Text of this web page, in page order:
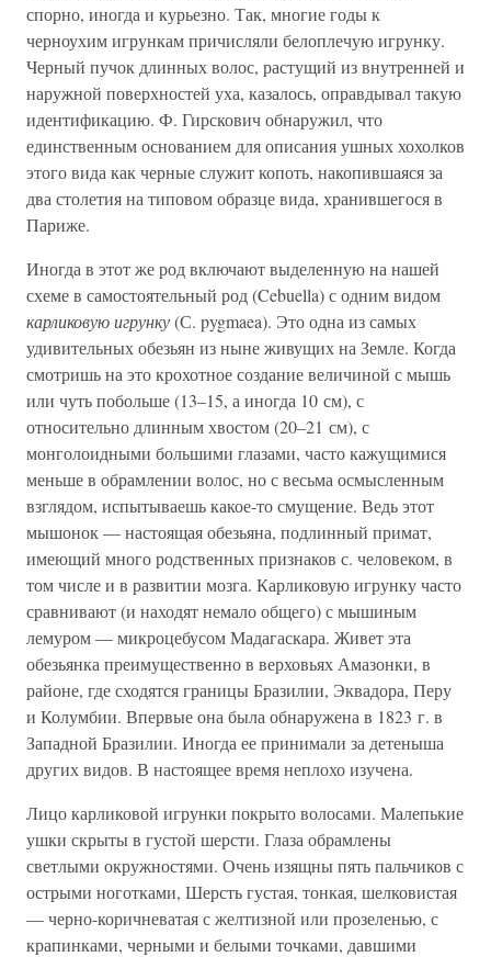
спорно, иногда и курьезно. Так, многие годы к
черноухим игрункам причисляли белоплечую игрунку.
Черный пучок длинных волос, растущий из внутренней и
наружной поверхностей уха, казалось, оправдывал такую
идентификацию. Ф. Гирскович обнаружил, что
единственным основанием для описания ушных хохолков
этого вида как черные служит копоть, накопившаяся за
два столетия на типовом образце вида, хранившегося в
Париже.
Иногда в этот же род включают выделенную на нашей
схеме в самостоятельный род (Cebuella) с одним видом
карликовую игрунку(С. pygmaea). Это одна из самых
удивительных обезьян из ныне живущих на Земле. Когда
смотришь на это крохотное создание величиной с мышь
или чуть побольше (13–15, а иногда 10 см), с
относительно длинным хвостом (20–21 см), с
монголоидными большими глазами, часто кажущимися
меньше в обрамлении волос, но с весьма осмысленным
взглядом, испытываешь какое-то смущение. Ведь этот
мышонок — настоящая обезьяна, подлинный примат,
имеющий много родственных признаков с. человеком, в
том числе и в развитии мозга. Карликовую игрунку часто
сравнивают (и находят немало общего) с мышиным
лемуром — микроцебусом Мадагаскара. Живет эта
обезьянка преимущественно в верховьях Амазонки, в
районе, где сходятся границы Бразилии, Эквадора, Перу
и Колумбии. Впервые она была обнаружена в 1823 г. в
Западной Бразилии. Иногда ее принимали за детеныша
других видов. В настоящее время неплохо изучена.
Лицо карликовой игрунки покрыто волосами. Малепькие
ушки скрыты в густой шерсти. Глаза обрамлены
светлыми окружностями. Очень изящны пять пальчиков с
острыми ноготками, Шерсть густая, тонкая, шелковистая
— черно-коричневатая с желтизной или прозеленью, с
крапинками, черными и белыми точками, давшими